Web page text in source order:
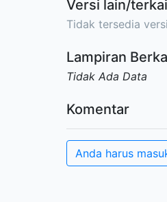
Versi lain/
Tidak tersedia
Lampiran
Tidak Ada Data
Komentar
Anda harus